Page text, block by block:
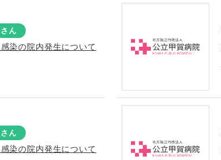
ん
染の院内発生について
ん
染の院内発生について